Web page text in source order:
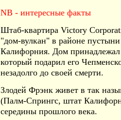
NB - интересные факты
Штаб-квартира Victory
"дом-вулкан" в районе
Калифорния. Дом
который подарил его
незадолго до своей смерти.
Злодей Фрэнк живет в так
(Палм-Спрингс, штат
середины прошлого века.